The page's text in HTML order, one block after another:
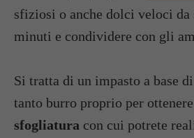
sfiziosi o anche dolci veloci da
minuti e condividere con gli
Si tratta di un impasto a base
tanto burro proprio per
sfogliatura con cui potrete